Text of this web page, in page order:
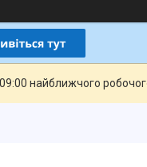
найближчого